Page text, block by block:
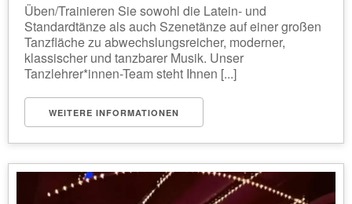
Üben/Trainieren Sie sowohl die Latein- und
Standardtänze als auch Szenetänze auf einer großen
Tanzfläche zu abwechslungsreicher, moderner,
klassischer und tanzbarer Musik. Unser
Tanzlehrer*innen-Team steht Ihnen [...]
WEITERE INFORMATIONEN